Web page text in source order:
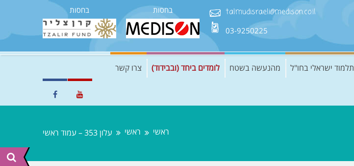
בחסות בחסות talmudisraeli@medison.co.il
03-9250225
תלמוד ישראלי בחו"ל מהנעשה בשטח לומדים ביחד (ובבידוד) צרו קשר
ראשי ראשי עלון 353 – עמוד ראשי